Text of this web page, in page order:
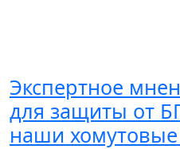
Экспертное
для защиты от
наши хомутовые